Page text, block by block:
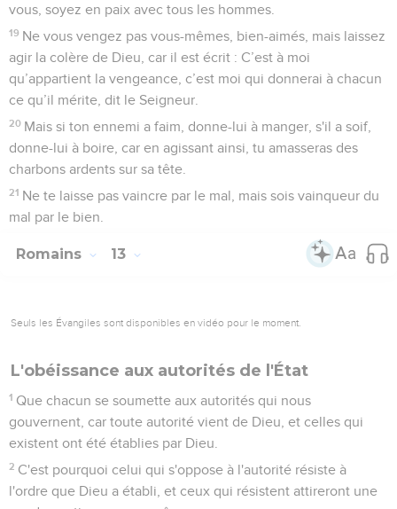
vous, soyez en paix avec tous les hommes.
19 Ne vous vengez pas vous-mêmes, bien-aimés, mais laissez
agir la colère de Dieu, car il est écrit : C’est à moi
qu’appartient la vengeance, c’est moi qui donnerai à chacun
ce qu’il mérite, dit le Seigneur.
20 Mais si ton ennemi a faim, donne-lui à manger, s'il a soif,
donne-lui à boire, car en agissant ainsi, tu amasseras des
charbons ardents sur sa tête.
21 Ne te laisse pas vaincre par le mal, mais sois vainqueur du
mal par le bien.
Romains 13
Seuls les Évangiles sont disponibles en vidéo pour le moment.
L'obéissance aux autorités de l'État
1 Que chacun se soumette aux autorités qui nous
gouvernent, car toute autorité vient de Dieu, et celles qui
existent ont été établies par Dieu.
2 C'est pourquoi celui qui s'oppose à l'autorité résiste à
l'ordre que Dieu a établi, et ceux qui résistent attireront une